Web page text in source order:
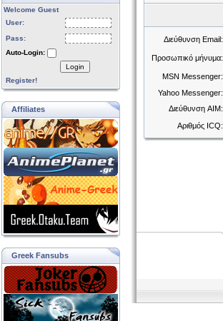
Welcome Guest
User:
Pass:
Auto-Login:
Login
Register!
Affiliates
Greek Fansubs
Διεύθυνση Email:
Προσωπικό μήνυμα:
MSN Messenger:
Yahoo Messenger:
Διεύθυνση AIM:
Αριθμός ICQ: